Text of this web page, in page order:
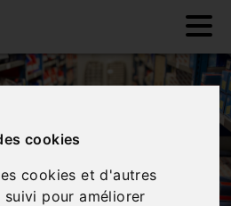
cookies
cookies et d'autres
pour améliorer